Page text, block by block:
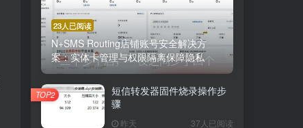
23人已阅读
N+SMS Routing店铺账号安全解决方
案：实体卡管理与权限隔离保障隐私
短信转发器固件烧录操作步
骤
昨天 37人已阅读
TOP2